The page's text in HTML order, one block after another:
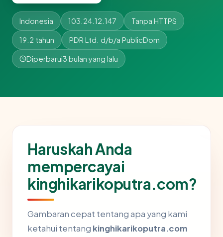
Indonesia 103.24.12.147 Tanpa HTTPS
19.2 tahun PDR Ltd. d/b/a PublicDom
Diperbarui3 bulan yang lalu
Haruskah Anda
mempercayai
kinghikarikoputra.com?
Gambaran cepat tentang apa yang kami
ketahui tentang kinghikarikoputra.com